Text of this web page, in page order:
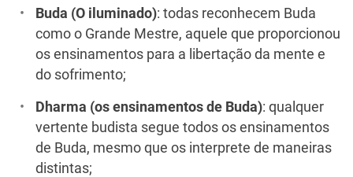
Buda (O iluminado): todas reconhecem Buda
como o Grande Mestre, aquele que proporcionou
os ensinamentos para a libertação da mente e
do sofrimento;
Dharma (os ensinamentos de Buda): qualquer
vertente budista segue todos os ensinamentos
de Buda, mesmo que os interprete de maneiras
distintas;